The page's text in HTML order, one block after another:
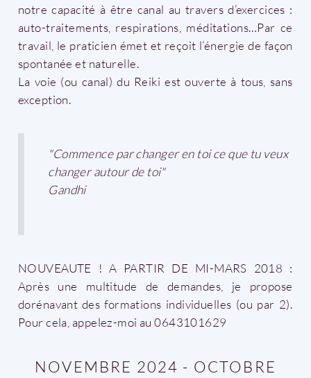
notre capacité à être canal au travers d’exercices :
auto-traitements, respirations, méditations…Par ce
travail, le praticien émet et reçoit l’énergie de façon
spontanée et naturelle.
La voie (ou canal) du Reiki est ouverte à tous, sans
exception.
"Commence par changer en toi ce que tu veux
changer autour de toi"
Gandhi
NOUVEAUTE ! A PARTIR DE MI-MARS 2018 :
Après une multitude de demandes, je propose
dorénavant des formations individuelles (ou par 2).
Pour cela, appelez-moi au 0643101629
NOVEMBRE 2024 - OCTOBRE